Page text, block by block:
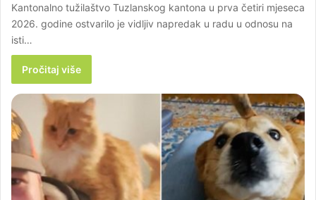
Kantonalno tužilaštvo Tuzlanskog kantona u prva četiri mjeseca
2026. godine ostvarilo je vidljiv napredak u radu u odnosu na
isti…
Pročitaj više